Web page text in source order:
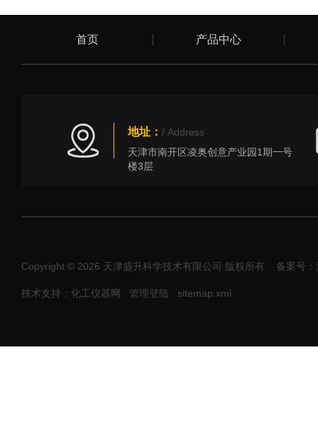
首页 产品中心
地址： / Address
天津市南开区凌奥创意产业园1期一号
楼3层
Copyright © 2026 天津盛升科学技术有限公司 版权所有 备案号
技术支持：化工仪器网 管理登陆 sitemap.xml